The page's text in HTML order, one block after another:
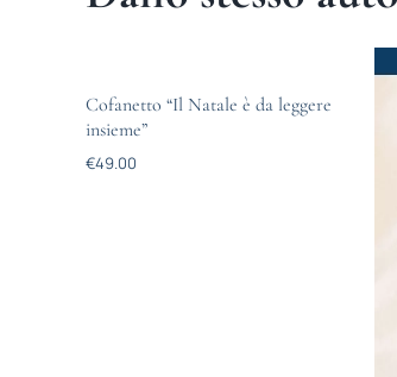
Cofanetto “Il Natale è da leggere
insieme”
€49.00